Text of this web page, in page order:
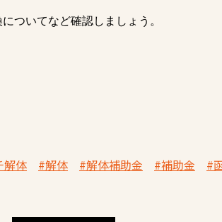
ついてなど確認しましょう。
解体 #解体 #解体補助金 #補助金 #